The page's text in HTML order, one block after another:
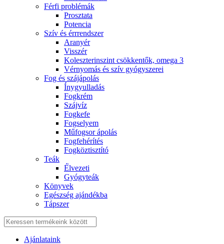
Férfi problémák
Prosztata
Potencia
Szív és érrrendszer
Aranyér
Visszér
Koleszterinszint csökkentők, omega 3
Vérnyomás és szív gyógyszerei
Fog és szájápolás
Í́nygyulladás
Fogkrém
Szájvíz
Fogkefe
Fogselyem
Műfogsor ápolás
Fogfehérítés
Fogköztisztító
Teák
É́lvezeti
Gyógyteák
Könyvek
Egészség ajándékba
Tápszer
Ajánlataink